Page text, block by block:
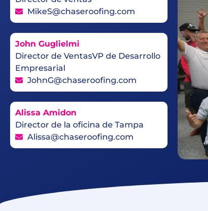
MikeS@chaseroofing.com
John Guglielmi
Director de VentasVP de Desarrollo
Empresarial
JohnG@chaseroofing.com
Alissa Amidon
Director de la oficina de Tampa
Alissa@chaseroofing.com